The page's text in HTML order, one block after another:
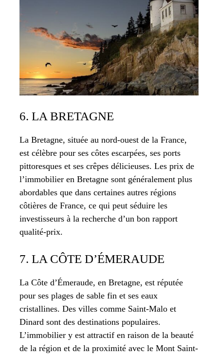
6. LA BRETAGNE
La Bretagne, située au nord-ouest de la France,
est célèbre pour ses côtes escarpées, ses ports
pittoresques et ses crêpes délicieuses. Les prix de
l’immobilier en Bretagne sont généralement plus
abordables que dans certaines autres régions
côtières de France, ce qui peut séduire les
investisseurs à la recherche d’un bon rapport
qualité-prix.
7. LA CÔTE D’ÉMERAUDE
La Côte d’Émeraude, en Bretagne, est réputée
pour ses plages de sable fin et ses eaux
cristallines. Des villes comme Saint-Malo et
Dinard sont des destinations populaires.
L’immobilier y est attractif en raison de la beauté
de la région et de la proximité avec le Mont Saint-